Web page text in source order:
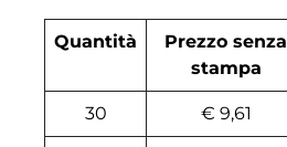
Quantità
Prezzo senza
stampa
30 € 9,61